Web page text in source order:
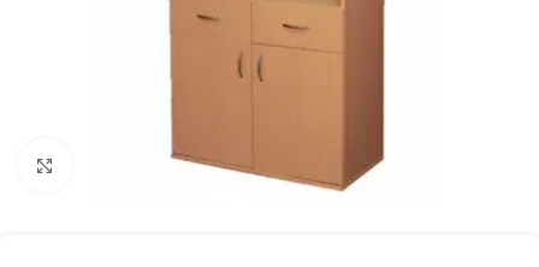
Klick zum Vergrößern